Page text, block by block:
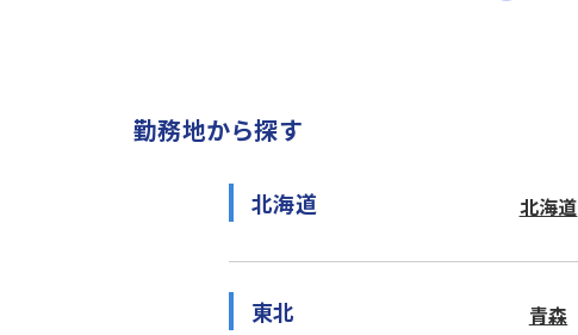
勤務地から探す
北海道 北海道
東北 青森